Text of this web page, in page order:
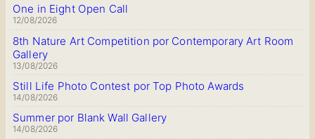
One in Eight Open Call
12/08/2026
8th Nature Art Competition por Contemporary Art Room
Gallery
13/08/2026
Still Life Photo Contest por Top Photo Awards
14/08/2026
Summer por Blank Wall Gallery
14/08/2026